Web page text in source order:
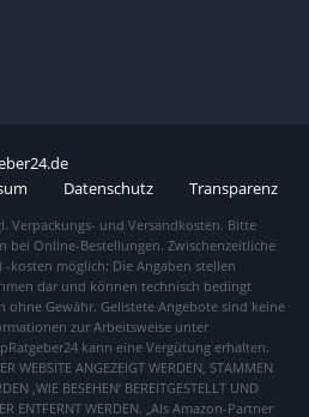
Datenschutz Transparenz